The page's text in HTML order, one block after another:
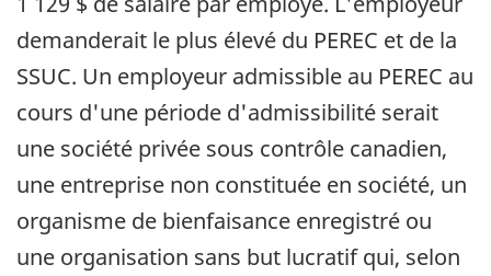
demanderait le plus élevé du PEREC et de la
SSUC. Un employeur admissible au PEREC au
cours d'une période d'admissibilité serait
une société privée sous contrôle canadien,
une entreprise non constituée en société, un
organisme de bienfaisance enregistré ou
une organisation sans but lucratif qui, selon